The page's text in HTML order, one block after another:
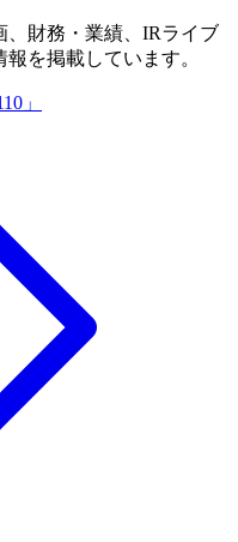
、財務・業績、IRライブ
を掲載しています。
」